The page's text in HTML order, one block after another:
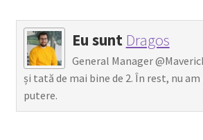
Eu sunt Dragos
General Manager
și tată de mai bine de 2. În rest, nu
putere.